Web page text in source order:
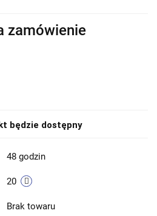
zamówienie
będzie dostępny
48 godzin
20
Brak towaru